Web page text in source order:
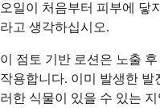
오일이 처음부터 피부에 닿
라고 생각하십시오.
이 점토 기반 로션은 노출
작용합니다. 이미 발생한 발
러한 식물이 있을 수 있는